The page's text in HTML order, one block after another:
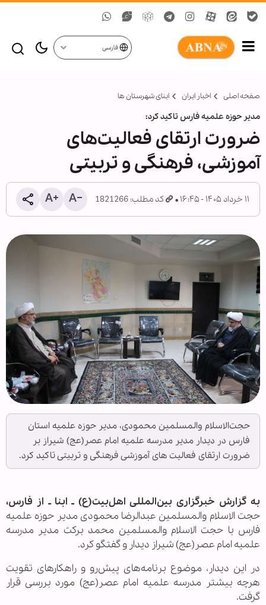
فارسی
صفحه اصلی اخبار ایران ابنای شهرستان ها
مدیر حوزه علمیه فارس تاکید کرد:
ضرورت ارتقای فعالیت‌های
آموزشی، فرهنگی و تربیتی
۱۱ خرداد ۱۴۰۵ - ۱۶:۴۵ کد مطلب: 1821266
حجت‌الاسلام والمسلمین محمودی، مدیر حوزه علمیه استان
فارس در دیدار مدیر مدرسه علمیه امام عصر(عج) شیراز بر
ضرورت ارتقای فعالیت های آموزشی فرهنگی و تربیتی تاکید کرد.
به گزارش خبرگزاری بین‌المللی اهل‌بیت(ع) ـ ابنا ـ از فارس،
حجت الاسلام والمسلمین عبدالرضا محمودی مدیر حوزه علمیه
فارس با حجت الاسلام والمسلمین محمد برکت مدیر مدرسه
علمیه امام عصر(عج) شیراز دیدار و گفتگو کرد.
در این دیدار، موضوع برنامه‌های پیش‌رو و راهکارهای تقویت
هرچه بیشتر مدرسه علمیه امام عصر(عج) مورد بررسی قرار
گرفت.